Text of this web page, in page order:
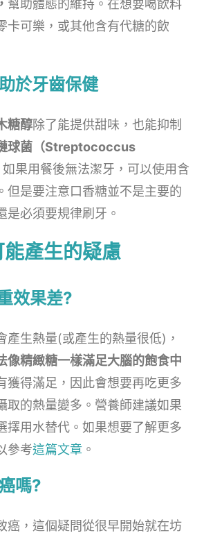
幫助體態的維持。在想要喝飲料
卡可樂，或其他含有代糖的飲
於牙齒保健
糖醇除了能提供甜味，也能抑制
球菌（Streptococcus
如果用餐後無法潔牙，可以使用含
但是要注意口香糖並不是主要的
是必須要規律刷牙。
產生的疑慮
效果差?
產生熱量(或產生的熱量很低)，
像精緻糖一樣滿足大腦的飽食中
獲得滿足，因此會想要再吃更多
取的熱量變多。營養師建議如果
擇用水替代。如果想要了解更多
參考這篇文章 。
嗎?
癌，這個疑問從很早開始就在坊